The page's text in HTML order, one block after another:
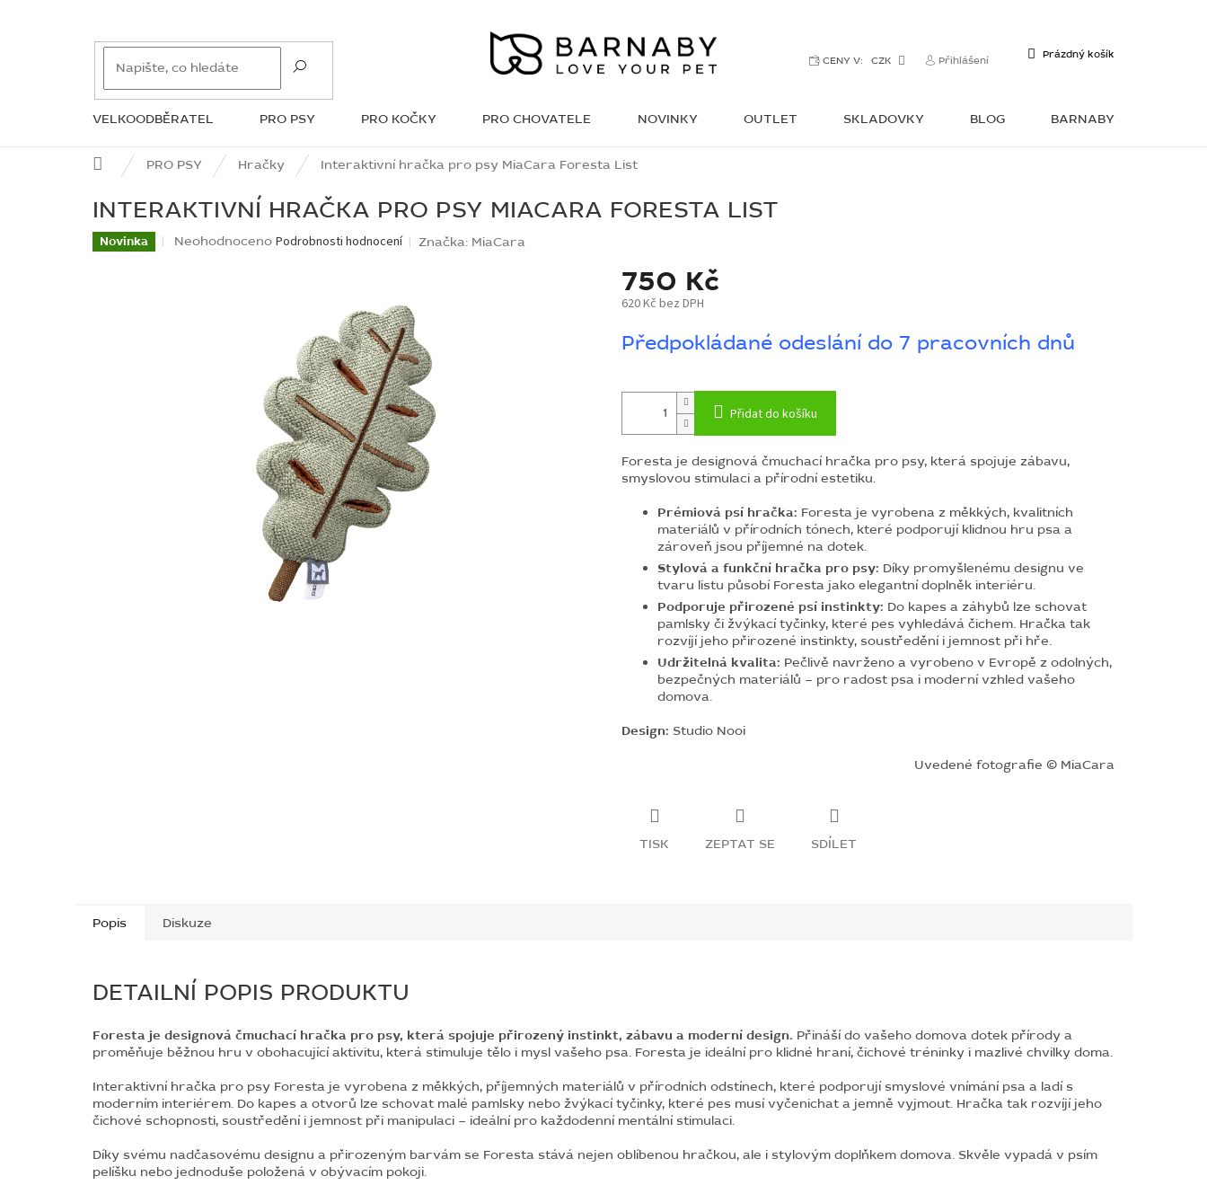
CENY V: CZK Přihlášení
NÁKUPNÍ
Prázdný košík
VELKOODBĚRATEL PRO PSY PRO KOČKY PRO CHOVATELE NOVINKY OUTLET SKLADOVKY BLOG BARNABY
ZNAČKY WISH LIST
Domů PRO PSY Hračky Interaktivní hračka pro psy MiaCara Foresta List
INTERAKTIVNÍ HRAČKA PRO PSY MIACARA FORESTA LIST
Novinka
Průměrné
Neohodnoceno Podrobnosti hodnocení Značka: MiaCara
750 Kč
620 Kč bez DPH
cena:
Předpokládané odeslání do 7 pracovních dnů
Přidat do košíku
Foresta je designová čmuchací hračka pro psy, která spojuje zábavu,
smyslovou stimulaci a přírodní estetiku.
Prémiová psí hračka: Foresta je vyrobena z měkkých, kvalitních
materiálů v přírodních tónech, které podporují klidnou hru psa a
zároveň jsou příjemné na dotek.
Stylová a funkční hračka pro psy: Díky promyšlenému designu ve
tvaru listu působí Foresta jako elegantní doplněk interiéru.
Podporuje přirozené psí instinkty: Do kapes a záhybů lze schovat
pamlsky či žvýkací tyčinky, které pes vyhledává čichem. Hračka tak
rozvíjí jeho přirozené instinkty, soustředění i jemnost při hře.
Udržitelná kvalita: Pečlivě navrženo a vyrobeno v Evropě z odolných,
bezpečných materiálů – pro radost psa i moderní vzhled vašeho
domova.
Design: Studio Nooi
Uvedené fotografie © MiaCara
TISK ZEPTAT SE SDÍLET
Popis Diskuze
DETAILNÍ POPIS PRODUKTU
Foresta je designová čmuchací hračka pro psy, která spojuje přirozený instinkt, zábavu a moderní design. Přináší do vašeho domova dotek přírody a
proměňuje běžnou hru v obohacující aktivitu, která stimuluje tělo i mysl vašeho psa. Foresta je ideální pro klidné hraní, čichové tréninky i mazlivé chvilky doma.
Interaktivní hračka pro psy Foresta je vyrobena z měkkých, příjemných materiálů v přírodních odstínech, které podporují smyslové vnímání psa a ladí s
moderním interiérem. Do kapes a otvorů lze schovat malé pamlsky nebo žvýkací tyčinky, které pes musí vyčenichat a jemně vyjmout. Hračka tak rozvíjí jeho
čichové schopnosti, soustředění i jemnost při manipulaci – ideální pro každodenní mentální stimulaci.
Díky svému nadčasovému designu a přirozeným barvám se Foresta stává nejen oblíbenou hračkou, ale i stylovým doplňkem domova. Skvěle vypadá v psím
pelíšku nebo jednoduše položená v obývacím pokoji.